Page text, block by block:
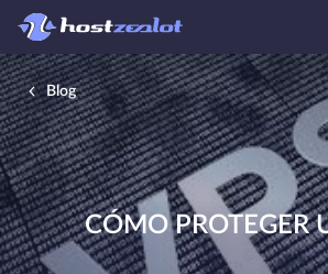
Blog
CÓMO PROTEGER